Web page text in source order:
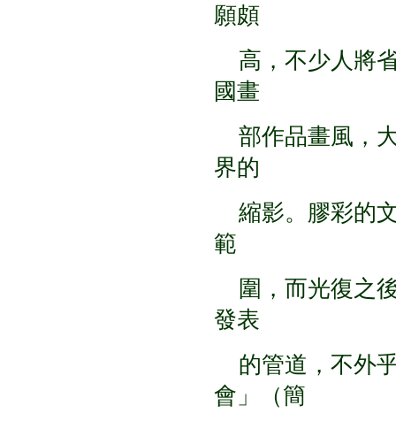
願頗
高，不少人將
國畫
部作品畫風，
界的
縮影。膠彩的
範
圍，而光復之
發表
的管道，不外
會」（簡